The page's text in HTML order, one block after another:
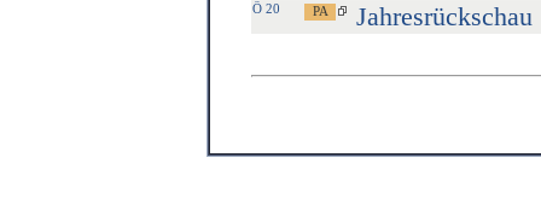
Ö 20 Jahresrückschau